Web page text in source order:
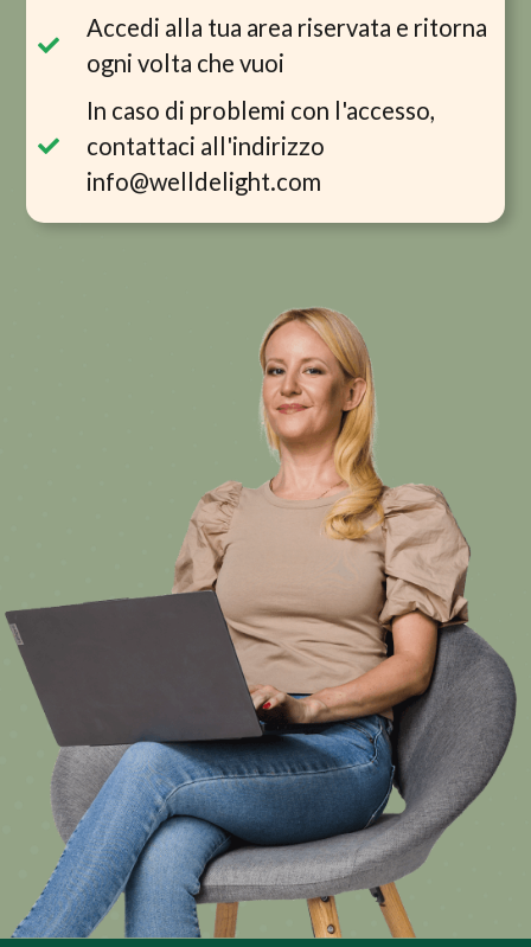
Accedi alla tua area riservata e ritorna
ogni volta che vuoi
In caso di problemi con l'accesso,
contattaci all'indirizzo
info@welldelight.com